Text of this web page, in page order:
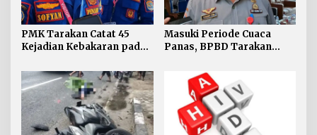
PMK Tarakan Catat 45
Kejadian Kebakaran pada
Masuki Periode Cuaca
Panas, BPBD Tarakan
di Dua Kecamatan